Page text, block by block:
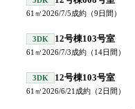
61 ㎡2026/7/5成約 （9日間）
3DK 12号棟103号室
61 ㎡2026/7/3成約 （14日間）
3DK 12号棟103号室
61 ㎡2026/6/21 成約 （2日間）